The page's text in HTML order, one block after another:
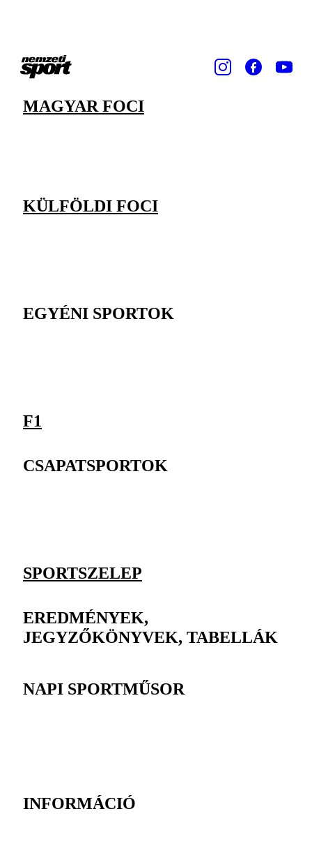
MAGYAR FOCI
KÜLFÖLDI FOCI
EGYÉNI SPORTOK
F1
CSAPATSPORTOK
SPORTSZELEP
EREDMÉNYEK,
JEGYZŐKÖNYVEK, TABELLÁK
NAPI SPORTMŰSOR
INFORMÁCIÓ